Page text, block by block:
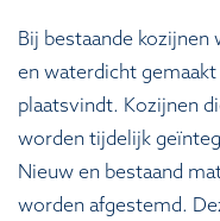
Bij bestaande
en waterdicht
plaatsvindt. Kozijnen
worden tijdelijk
Nieuw en bestaand
worden afgestemd.